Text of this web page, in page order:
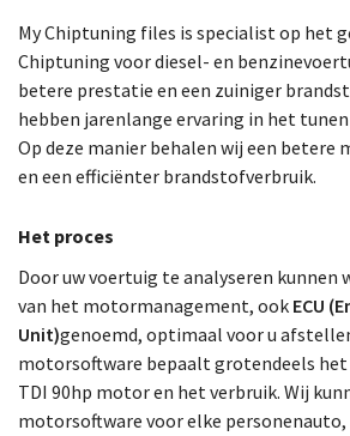
My Chiptuning files is specialist op het
Chiptuning voor diesel- en
betere prestatie en een zuiniger
hebben jarenlange ervaring in het
Op deze manier behalen wij een
en een efficiënter brandstofverbruik.
Het proces
Door uw voertuig te analyseren kunnen
van het motormanagement, ook ECU
Unit)genoemd, optimaal voor u
motorsoftware bepaalt grotendeels het
TDI 90hp motor en het verbruik. Wij
motorsoftware voor elke